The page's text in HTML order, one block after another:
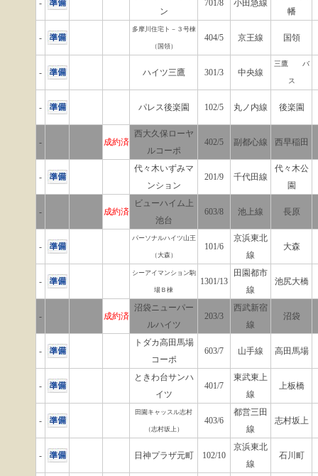
-
ン
701/8 小田急線
幡
-
多摩川住宅ト－３号棟
（国領）
404/5 京王線 国領
- ハイツ三鷹 301/3 中央線
三鷹 バ
ス
- パレス後楽園 102/5 丸ノ内線 後楽園
- 成約済
西大久保ローヤ
ルコーポ
402/5 副都心線 西早稲田
-
代々木いずみマ
ンション
201/9 千代田線
代々木公
園
- 成約済
ビューハイム上
池台
603/8 池上線 長原
-
パーソナルハイツ山王
（大森）
101/6
京浜東北
線
大森
-
シーアイマンション駒
場Ｂ棟
1301/13
田園都市
線
池尻大橋
- 成約済
沼袋ニューパー
ルハイツ
203/3
西武新宿
線
沼袋
-
トダカ高田馬場
コーポ
603/7 山手線 高田馬場
-
ときわ台サンハ
イツ
401/7
東武東上
線
上板橋
-
田園キャッスル志村
（志村坂上）
403/6
都営三田
線
志村坂上
- 日神プラザ元町 102/10
京浜東北
線
石川町